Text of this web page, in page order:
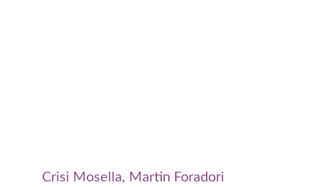
Crisi Mosella, Martin Foradori